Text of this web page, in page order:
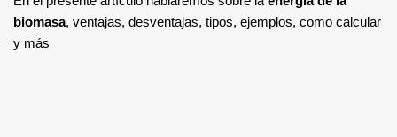
biomasa, ventajas, desventajas, tipos, ejemplos, como calcular
y más